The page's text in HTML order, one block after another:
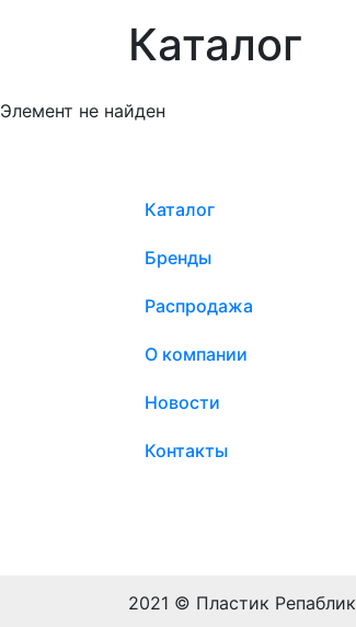
Каталог
Элемент не найден
Каталог
Бренды
Распродажа
О компании
Новости
Контакты
2021 © Пластик Репаблик